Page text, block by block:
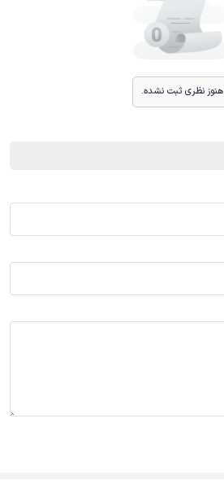
هنوز نظری ثبت نشده.